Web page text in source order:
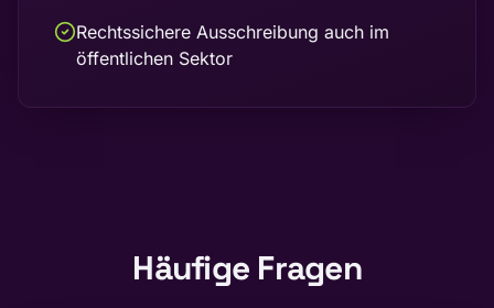
Rechtssichere Ausschreibung auch im
öffentlichen Sektor
Häufige Fragen